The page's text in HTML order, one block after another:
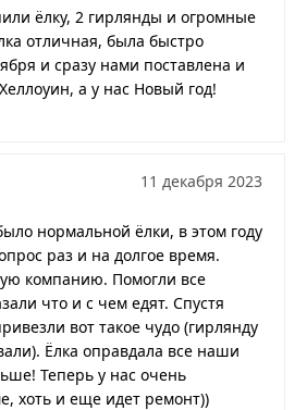
ёлку, 2 гирлянды и огромные
отличная, была быстро
и сразу нами поставлена и
а у нас Новый год!
11 декабря 2023
нормальной ёлки, в этом году
раз и на долгое время.
компанию. Помогли все
что и с чем едят. Спустя
вот такое чудо (гирлянду
Ёлка оправдала все наши
Теперь у нас очень
хоть и еще идет ремонт))